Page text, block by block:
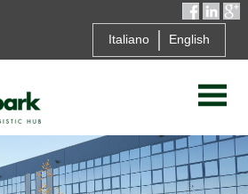
Italiano English